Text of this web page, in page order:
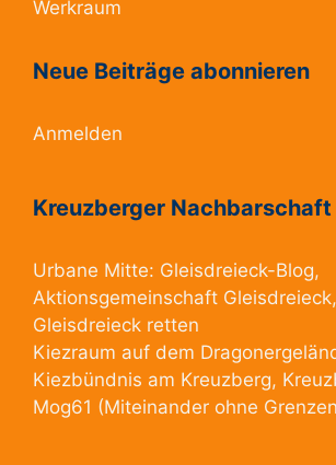
Werkraum
Neue Beiträge abonnieren
Anmelden
Kreuzberger Nachbarschaft
Urbane Mitte: Gleisdreieck-Blog,
Aktionsgemeinschaft Gleisdreieck,
Gleisdreieck retten
Kiezraum auf dem
Kiezbündnis am Kreuzberg,
Mog61 (Miteinander ohne